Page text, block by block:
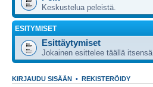
Keskustelua peleistä.
ESITYMISET
Esittäytymiset
Jokainen esittelee täällä
KIRJAUDU SISÄÄN • REKISTERÖIDY